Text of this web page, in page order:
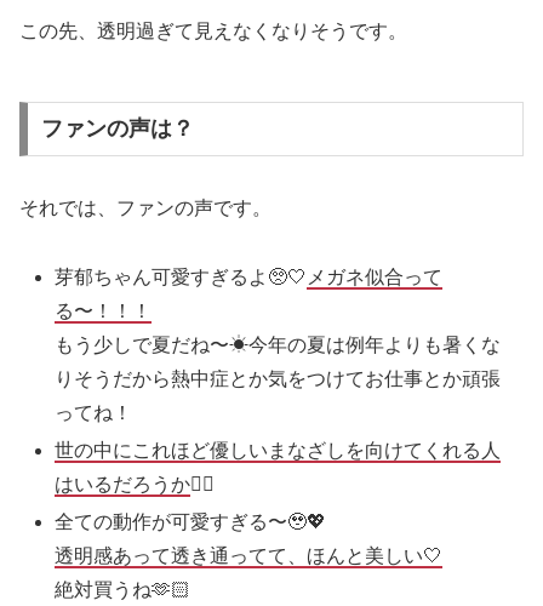
この先、透明過ぎて見えなくなりそうです。
ファンの声は？
それでは、ファンの声です。
芽郁ちゃん可愛すぎるよ🥺🤍 メガネ似合って
る〜！！！
もう少しで夏だね〜☀今年の夏は例年よりも暑くな
りそうだから熱中症とか気をつけてお仕事とか頑張
ってね！
世の中にこれほど優しいまなざしを向けてくれる人
はいるだろうか🤦‍♀️
全ての動作が可愛すぎる〜🥹💖
透明感あって透き通ってて、ほんと美しい🤍
絶対買うね🫶🏻